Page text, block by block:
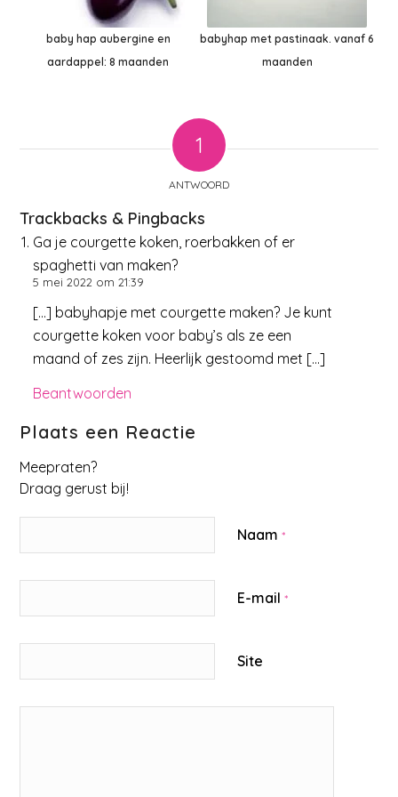
baby hap aubergine en
aardappel: 8 maanden
babyhap met pastinaak. vanaf 6
maanden
1
ANTWOORD
Trackbacks & Pingbacks
Ga je courgette koken, roerbakken of er
spaghetti van maken?
5 mei 2022 om 21:39
[…] babyhapje met courgette maken? Je kunt
courgette koken voor baby’s als ze een
maand of zes zijn. Heerlijk gestoomd met […]
Beantwoorden
Plaats een Reactie
Meepraten?
Draag gerust bij!
Naam*
E-mail*
Site